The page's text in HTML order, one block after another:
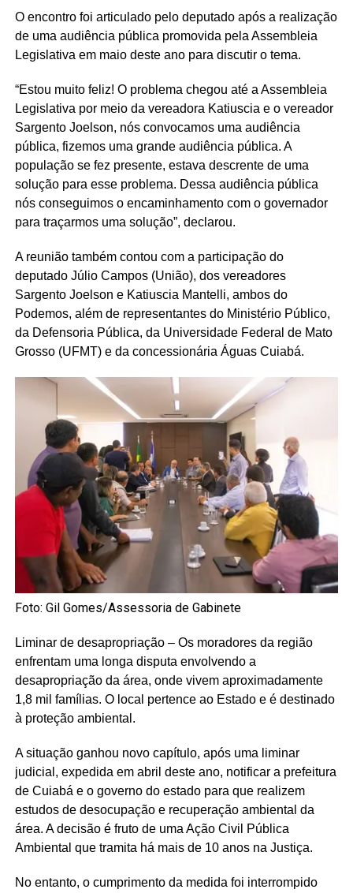
O encontro foi articulado pelo deputado após a realização
de uma audiência pública promovida pela Assembleia
Legislativa em maio deste ano para discutir o tema.
“Estou muito feliz! O problema chegou até a Assembleia
Legislativa por meio da vereadora Katiuscia e o vereador
Sargento Joelson, nós convocamos uma audiência
pública, fizemos uma grande audiência pública. A
população se fez presente, estava descrente de uma
solução para esse problema. Dessa audiência pública
nós conseguimos o encaminhamento com o governador
para traçarmos uma solução”, declarou.
A reunião também contou com a participação do
deputado Júlio Campos (União), dos vereadores
Sargento Joelson e Katiuscia Mantelli, ambos do
Podemos, além de representantes do Ministério Público,
da Defensoria Pública, da Universidade Federal de Mato
Grosso (UFMT) e da concessionária Águas Cuiabá.
Foto: Gil Gomes/Assessoria de Gabinete
Liminar de desapropriação – Os moradores da região
enfrentam uma longa disputa envolvendo a
desapropriação da área, onde vivem aproximadamente
1,8 mil famílias. O local pertence ao Estado e é destinado
à proteção ambiental.
A situação ganhou novo capítulo, após uma liminar
judicial, expedida em abril deste ano, notificar a prefeitura
de Cuiabá e o governo do estado para que realizem
estudos de desocupação e recuperação ambiental da
área. A decisão é fruto de uma Ação Civil Pública
Ambiental que tramita há mais de 10 anos na Justiça.
No entanto, o cumprimento da medida foi interrompido